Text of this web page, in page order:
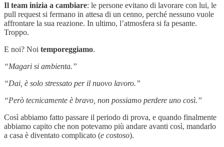
Il team inizia a cambiare: le persone evitano di lavorare con lui, le
pull request si fermano in attesa di un cenno, perché nessuno vuole
affrontare la sua reazione. In ultimo, l’atmosfera si fa pesante.
Troppo.
E noi? Noi temporeggiamo.
“Magari si ambienta.”
“Dai, è solo stressato per il nuovo lavoro.”
“Però tecnicamente è bravo, non possiamo perdere uno così.”
Così abbiamo fatto passare il periodo di prova, e quando finalmente
abbiamo capito che non potevamo più andare avanti così, mandarlo
a casa è diventato complicato (e costoso).